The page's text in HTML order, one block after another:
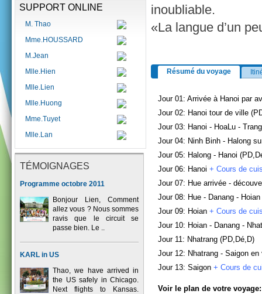
SUPPORT ONLINE
M. Thao
Mme.HOUSSARD
M.Jean
Mlle.Hien
Mlle.Lien
Mlle.Huong
Mme.Tuyet
Mlle.Lan
TÉMOIGNAGES
Programme octobre 2011
Bonjour Lien, Comment
allez vous ? Nous sommes
ravis que le circuit se
passe bien. Le ..
KARL in US
Thao, we have arrived in
the US safely in Chicago.
Next flights to Kansas.
inoubliable.
«La langue d’un
Résumé du voyage
Jour 01: Arrivée à Hanoi par
Jour 02: Hanoi tour de ville
Jour 03: Hanoi - HoaLu -
Jour 04: Ninh Binh - Halong
Jour 05: Halong - Hanoi
Jour 06: Hanoi + Cours de
Jour 07: Hue arrivée -
Jour 08: Hue - Danang -
Jour 09: Hoian + Cours de
Jour 10: Hoian - Danang -
Jour 11: Nhatrang (PD,Dé,D)
Jour 12: Nhatrang - Saigon en
Jour 13: Saigon + Cours de
Voir le plan de votre voyage: